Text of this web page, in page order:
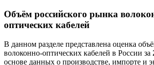
Объём российского рынка
оптических кабелей
В данном разделе представлена оценка
волоконно-оптических кабелей в России за
основе данных о производстве, импорте и